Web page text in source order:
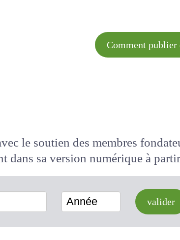
Comment publier
le soutien des membres
dans sa version numériqueà
Année valider